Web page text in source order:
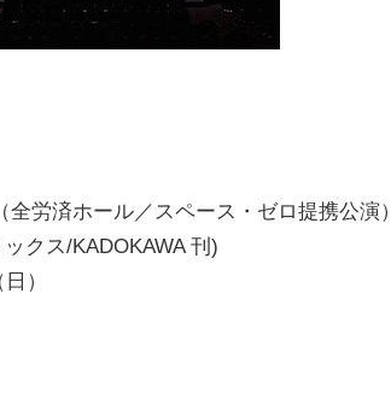
労済ホール／スペース・ゼロ提携公演）
クス/KADOKAWA 刊)
）